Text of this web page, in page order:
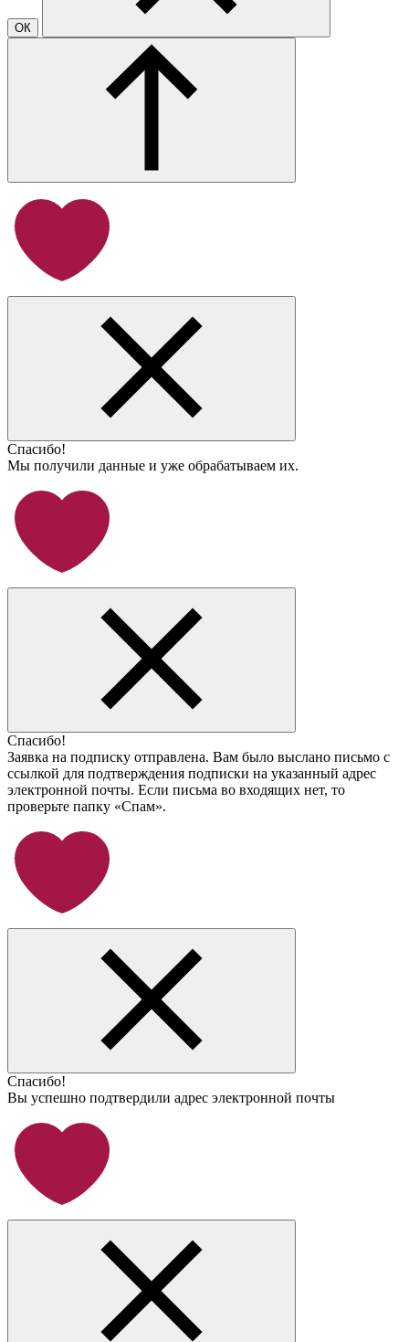
ОК
Спасибо!
Мы получили данные и уже обрабатываем их.
Спасибо!
Заявка на подписку отправлена. Вам было выслано письмо с
ссылкой для подтверждения подписки на указанный адрес
электронной почты. Если письма во входящих нет, то
проверьте папку «Спам».
Спасибо!
Вы успешно подтвердили адрес электронной почты